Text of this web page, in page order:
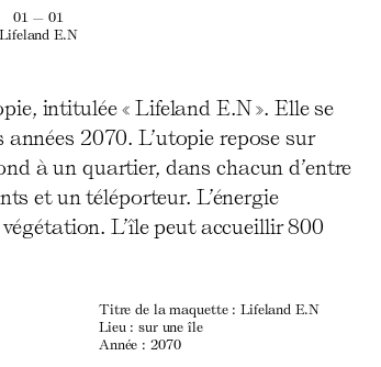
01 — 01
Lifeland E.N
intitulée « Lifeland E.N ». Elle se
2070. L’utopie repose sur
à un quartier, dans chacun d’entre
et un téléporteur. L’énergie
L’île peut accueillir 800
Titre de la maquette : Lifeland E.N
Lieu : sur une île
Année : 2070